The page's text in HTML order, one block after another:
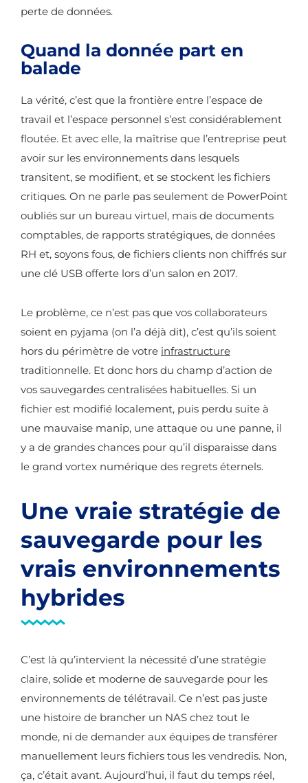
perte de données.
Quand la donnée part en
balade
La vérité, c’est que la frontière entre l’espace de
travail et l’espace personnel s’est considérablement
floutée. Et avec elle, la maîtrise que l’entreprise peut
avoir sur les environnements dans lesquels
transitent, se modifient, et se stockent les fichiers
critiques. On ne parle pas seulement de PowerPoint
oubliés sur un bureau virtuel, mais de documents
comptables, de rapports stratégiques, de données
RH et, soyons fous, de fichiers clients non chiffrés sur
une clé USB offerte lors d’un salon en 2017.
Le problème, ce n’est pas que vos collaborateurs
soient en pyjama (on l’a déjà dit), c’est qu’ils soient
hors du périmètre de votre infrastructure
traditionnelle. Et donc hors du champ d’action de
vos sauvegardes centralisées habituelles. Si un
fichier est modifié localement, puis perdu suite à
une mauvaise manip, une attaque ou une panne, il
y a de grandes chances pour qu’il disparaisse dans
le grand vortex numérique des regrets éternels.
Une vraie stratégie de
sauvegarde pour les
vrais environnements
hybrides
C’est là qu’intervient la nécessité d’une stratégie
claire, solide et moderne de sauvegarde pour les
environnements de télétravail. Ce n’est pas juste
une histoire de brancher un NAS chez tout le
monde, ni de demander aux équipes de transférer
manuellement leurs fichiers tous les vendredis. Non,
ça, c’était avant. Aujourd’hui, il faut du temps réel,